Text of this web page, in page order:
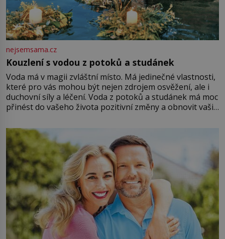
nejsemsama.cz
Kouzlení s vodou z potoků a studánek
Voda má v magii zvláštní místo. Má jedinečné vlastnosti,
které pro vás mohou být nejen zdrojem osvěžení, ale i
duchovní síly a léčení. Voda z potoků a studánek má moc
přinést do vašeho života pozitivní změny a obnovit vaši
můžete obohatit své rituály a přinést do svého života
větší harmonii a klid. Je důležité